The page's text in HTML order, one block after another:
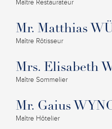
Maître Restaurateur
Mr. Matthias
Maître Rôtisseur
Mrs. Elisabeth
Maître Sommelier
Mr. Gaius
Maître Hôtelier